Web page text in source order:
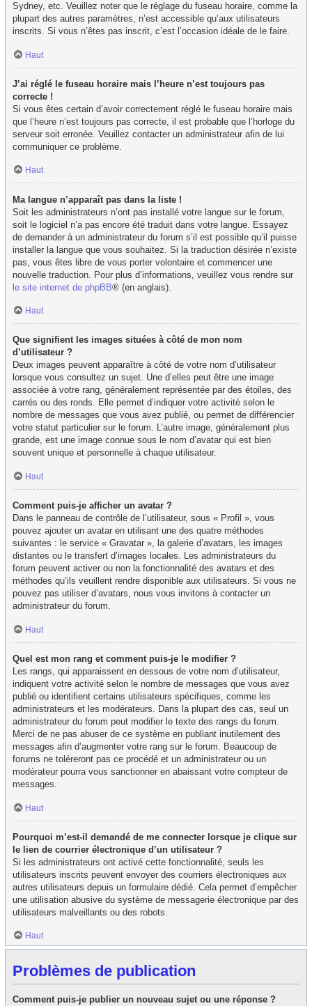
Sydney, etc. Veuillez noter que le réglage du fuseau horaire, comme la
plupart des autres paramètres, n’est accessible qu’aux utilisateurs
inscrits. Si vous n’êtes pas inscrit, c’est l’occasion idéale de le faire.
Haut
J’ai réglé le fuseau horaire mais l’heure n’est toujours pas
correcte !
Si vous êtes certain d’avoir correctement réglé le fuseau horaire mais
que l’heure n’est toujours pas correcte, il est probable que l’horloge du
serveur soit erronée. Veuillez contacter un administrateur afin de lui
communiquer ce problème.
Haut
Ma langue n’apparaît pas dans la liste !
Soit les administrateurs n’ont pas installé votre langue sur le forum,
soit le logiciel n’a pas encore été traduit dans votre langue. Essayez
de demander à un administrateur du forum s’il est possible qu’il puisse
installer la langue que vous souhaitez. Si la traduction désirée n’existe
pas, vous êtes libre de vous porter volontaire et commencer une
nouvelle traduction. Pour plus d’informations, veuillez vous rendre sur
le site internet de phpBB® (en anglais).
Haut
Que signifient les images situées à côté de mon nom
d’utilisateur ?
Deux images peuvent apparaître à côté de votre nom d’utilisateur
lorsque vous consultez un sujet. Une d’elles peut être une image
associée à votre rang, généralement représentée par des étoiles, des
carrés ou des ronds. Elle permet d’indiquer votre activité selon le
nombre de messages que vous avez publié, ou permet de différencier
votre statut particulier sur le forum. L’autre image, généralement plus
grande, est une image connue sous le nom d’avatar qui est bien
souvent unique et personnelle à chaque utilisateur.
Haut
Comment puis-je afficher un avatar ?
Dans le panneau de contrôle de l’utilisateur, sous « Profil », vous
pouvez ajouter un avatar en utilisant une des quatre méthodes
suivantes : le service « Gravatar », la galerie d’avatars, les images
distantes ou le transfert d’images locales. Les administrateurs du
forum peuvent activer ou non la fonctionnalité des avatars et des
méthodes qu’ils veuillent rendre disponible aux utilisateurs. Si vous ne
pouvez pas utiliser d’avatars, nous vous invitons à contacter un
administrateur du forum.
Haut
Quel est mon rang et comment puis-je le modifier ?
Les rangs, qui apparaissent en dessous de votre nom d’utilisateur,
indiquent votre activité selon le nombre de messages que vous avez
publié ou identifient certains utilisateurs spécifiques, comme les
administrateurs et les modérateurs. Dans la plupart des cas, seul un
administrateur du forum peut modifier le texte des rangs du forum.
Merci de ne pas abuser de ce système en publiant inutilement des
messages afin d’augmenter votre rang sur le forum. Beaucoup de
forums ne toléreront pas ce procédé et un administrateur ou un
modérateur pourra vous sanctionner en abaissant votre compteur de
messages.
Haut
Pourquoi m’est-il demandé de me connecter lorsque je clique sur
le lien de courrier électronique d’un utilisateur ?
Si les administrateurs ont activé cette fonctionnalité, seuls les
utilisateurs inscrits peuvent envoyer des courriers électroniques aux
autres utilisateurs depuis un formulaire dédié. Cela permet d’empêcher
une utilisation abusive du système de messagerie électronique par des
utilisateurs malveillants ou des robots.
Haut
Problèmes de publication
Comment puis-je publier un nouveau sujet ou une réponse ?